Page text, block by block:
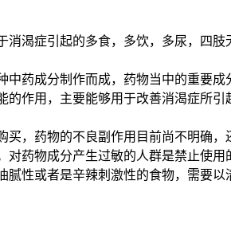
渴症引起的多食，多饮，多尿，四肢
药成分制作而成，药物当中的重要
作用，主要能够用于改善消渴症所
，药物的不良副作用目前尚不明确
药物成分产生过敏的人群是禁止使
性或者是辛辣刺激性的食物，需要